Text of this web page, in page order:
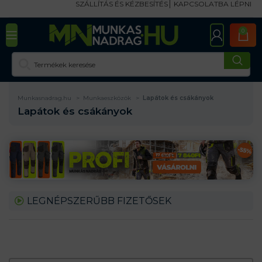
SZÁLLÍTÁS ÉS KÉZBESÍTÉS KAPCSOLATBA LÉPNI
0
Munkasnadrag.hu Munkaeszközök Lapátok és csákányok
Lapátok és csákányok
LEGNÉPSZERŰBB FIZETŐSEK